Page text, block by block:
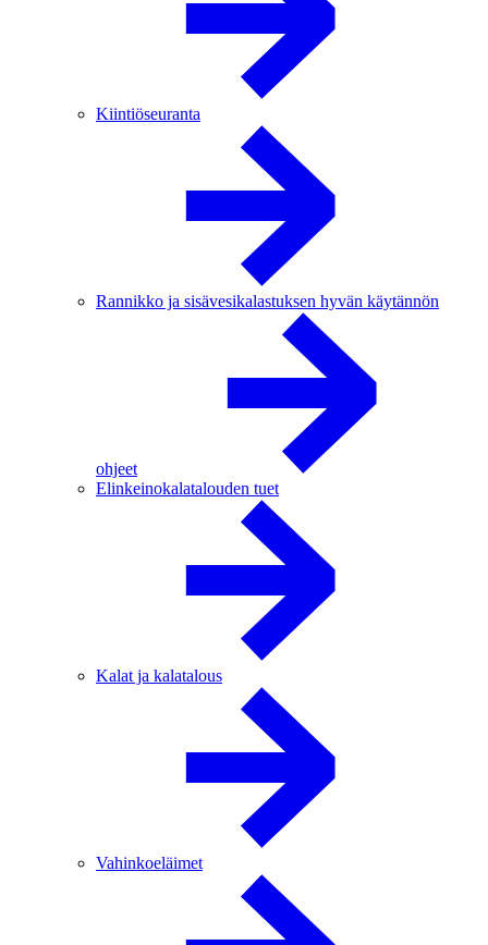
Kiintiöseuranta
Rannikko ja sisävesikalastuksen hyvän käytännön
ohjeet
Elinkeinokalatalouden tuet
Kalat ja kalatalous
Vahinkoeläimet